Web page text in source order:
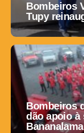
Bombeiros
Tupy
Bombeiros
dão apoio à